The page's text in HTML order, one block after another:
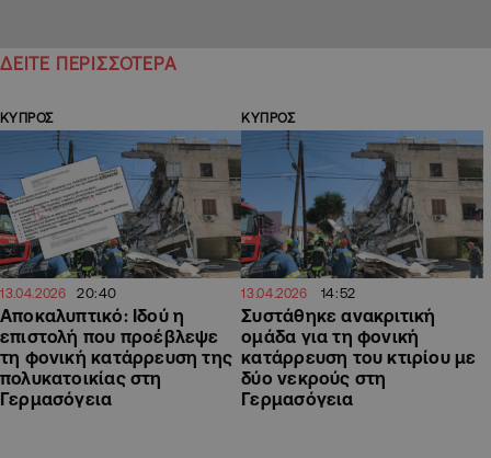
ΔΕΙΤΕ ΠΕΡΙΣΣΟΤΕΡΑ
ΚΥΠΡΟΣ
13.04.2026 20:40
Αποκαλυπτικό: Ιδού η
επιστολή που προέβλεψε
τη φονική κατάρρευση της
πολυκατοικίας στη
Γερμασόγεια
ΚΥΠΡΟΣ
13.04.2026 14:52
Συστάθηκε ανακριτική
ομάδα για τη φονική
κατάρρευση του κτιρίου με
δύο νεκρούς στη
Γερμασόγεια